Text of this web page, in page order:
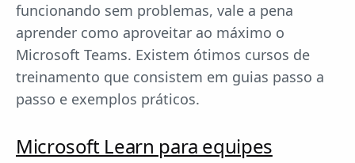
funcionando sem problemas, vale a pena
aprender como aproveitar ao máximo o
Microsoft Teams. Existem ótimos cursos de
treinamento que consistem em guias passo a
passo e exemplos práticos.
Microsoft Learn para equipes